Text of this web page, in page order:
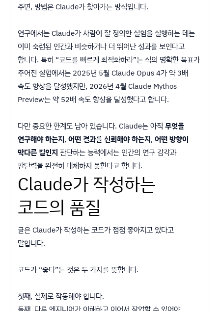
주면, 방법은 Claude가 찾아가는 방식입니다.
연구에서는 Claude가 사람이 잘 정의한 실험을 실행하는 데는
이미 숙련된 인간과 비슷하거나 더 뛰어난 성과를 보인다고
합니다. 특히 “코드를 빠르게 최적화하라”는 식의 명확한 목표가
주어진 실험에서는 2025년 5월 Claude Opus 4가 약 3배
속도 향상을 달성했지만, 2026년 4월 Claude Mythos
Preview는 약 52배 속도 향상을 달성했다고 합니다.
다만 중요한 한계도 남아 있습니다. Claude는 아직 무엇을
연구해야 하는지, 어떤 결과를 신뢰해야 하는지, 어떤 방향이
막다른 길인지 판단하는 능력에서는 인간의 연구 감각과
판단력을 완전히 대체하지 못한다고 합니다.
Claude가 작성하는
코드의 품질
글은 Claude가 작성하는 코드가 점점 좋아지고 있다고
말합니다.
코드가 “좋다”는 것은 두 가지를 뜻합니다.
첫째, 실제로 작동해야 합니다.